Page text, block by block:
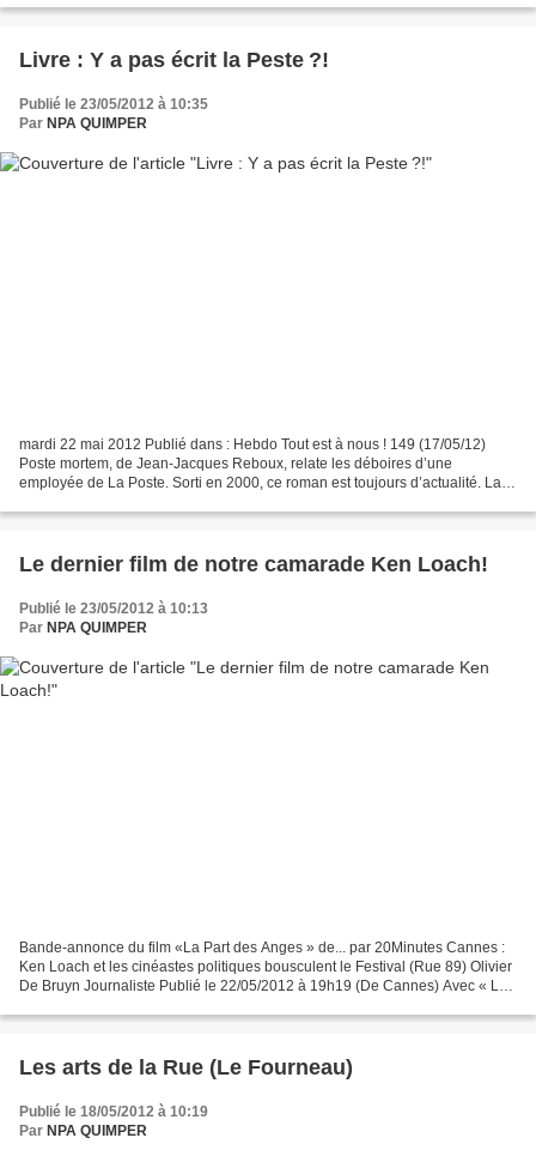
Livre : Y a pas écrit la Peste ?!
Publié le 23/05/2012 à 10:35
Par NPA QUIMPER
mardi 22 mai 2012 Publié dans : Hebdo Tout est à nous ! 149 (17/05/12)
Poste mortem, de Jean-Jacques Reboux, relate les déboires d’une
employée de La Poste. Sorti en 2000, ce roman est toujours d’actualité. La
Le dernier film de notre camarade Ken Loach!
Publié le 23/05/2012 à 10:13
Par NPA QUIMPER
Bande-annonce du film «La Part des Anges » de... par 20Minutes Cannes :
Ken Loach et les cinéastes politiques bousculent le Festival (Rue 89) Olivier
De Bruyn Journaliste Publié le 22/05/2012 à 19h19 (De Cannes) Avec « La
Les arts de la Rue (Le Fourneau)
Publié le 18/05/2012 à 10:19
Par NPA QUIMPER